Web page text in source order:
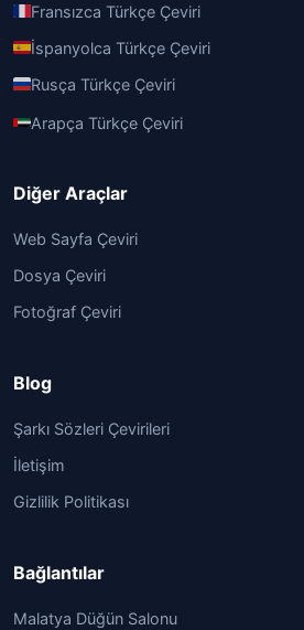
Fransızca Türkçe Çeviri
İspanyolca Türkçe Çeviri
Rusça Türkçe Çeviri
Arapça Türkçe Çeviri
Diğer Araçlar
Web Sayfa Çeviri
Dosya Çeviri
Fotoğraf Çeviri
Blog
Şarkı Sözleri Çevirileri
İletişim
Gizlilik Politikası
Bağlantılar
Malatya Düğün Salonu